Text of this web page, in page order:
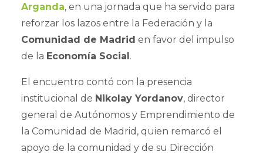
Arganda, en una jornada que ha servido para
reforzar los lazos entre la Federación y la
Comunidad de Madrid en favor del impulso
de la Economía Social.
El encuentro contó con la presencia
institucional de Nikolay Yordanov, director
general de Autónomos y Emprendimiento de
la Comunidad de Madrid, quien remarcó el
apoyo de la comunidad y de su Dirección